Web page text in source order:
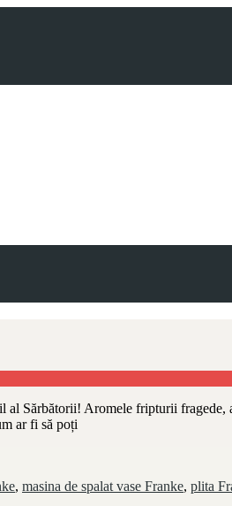
Sărbătorii! Aromele fripturii fragede,
ar fi să poți
, masina de spalat vase Franke, plita